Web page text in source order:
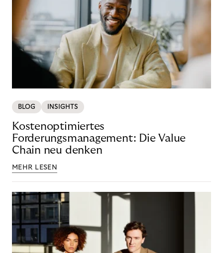
BLOG INSIGHTS
Kostenoptimiertes
Forderungsmanagement: Die Value
Chain neu denken
MEHR LESEN